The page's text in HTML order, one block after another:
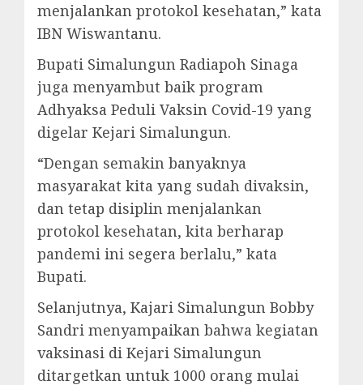
menjalankan protokol kesehatan,” kata
IBN Wiswantanu.
Bupati Simalungun Radiapoh Sinaga
juga menyambut baik program
Adhyaksa Peduli Vaksin Covid-19 yang
digelar Kejari Simalungun.
“Dengan semakin banyaknya
masyarakat kita yang sudah divaksin,
dan tetap disiplin menjalankan
protokol kesehatan, kita berharap
pandemi ini segera berlalu,” kata
Bupati.
Selanjutnya, Kajari Simalungun Bobby
Sandri menyampaikan bahwa kegiatan
vaksinasi di Kejari Simalungun
ditargetkan untuk 1000 orang mulai